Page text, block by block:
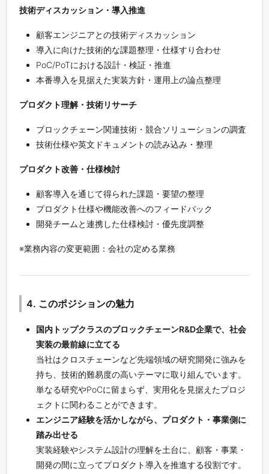
技術ディスカッション・導入推進
顧客エンジニアとの技術ディスカッション
導入に向けた技術的な課題整理・仕様すり合わせ
PoC/PoTにおける設計・検証・推進
本番導入を見据えた実装方針・運用上の論点整理
プロダクト理解・技術リサーチ
ブロックチェーン関連技術・競合ソリューションの調査
技術仕様や英文ドキュメントの読み込み・整理
プロダクト改善・仕様検討
顧客導入を通じて得られた課題・要望の整理
プロダクト仕様や機能改善へのフィードバック
開発チームと連携した仕様検討・優先度調整
※業務内容の変更範囲：会社の定める業務
4. このポジションの魅力
国内トップクラスのブロックチェーンR&D企業で、社会
実装の最前線に立てる
当社はクロスチェーンなど先端領域の研究開発に強みを
持ち、技術的難易度の高いテーマに取り組んでいます。
単なる研究やPoCに留まらず、実用化を見据えたプロジ
ェクトに関わることができます。
エンジニア経験を活かしながら、プロダクト・事業側に
踏み出せる
実装経験やシステム設計の理解を土台に、顧客・事業・
開発の間に立ってプロダクト導入を推進する役割です。